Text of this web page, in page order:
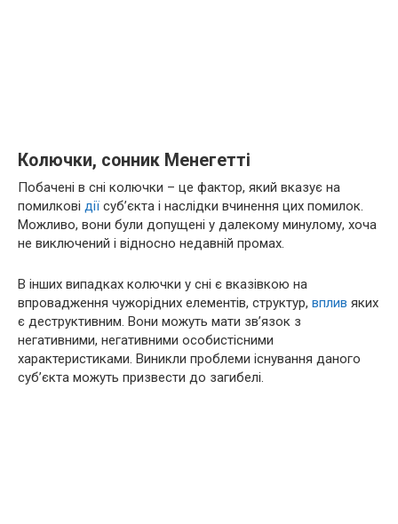
Колючки, сонник Менегетті
Побачені в сні колючки – це фактор, який вказує на
помилкові дії суб’єкта і наслідки вчинення цих помилок.
Можливо, вони були допущені у далекому минулому, хоча
не виключений і відносно недавній промах.
В інших випадках колючки у сні є вказівкою на
впровадження чужорідних елементів, структур, вплив яких
є деструктивним. Вони можуть мати зв’язок з
негативними, негативними особистісними
характеристиками. Виникли проблеми існування даного
суб’єкта можуть призвести до загибелі.